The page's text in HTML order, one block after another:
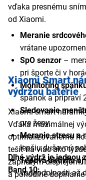
vďaka presnému
od Xiaomi.
Meranie
vrátane
SpO senzor –
pri športe či v
Monitoring
spánok a pripraví
Sledovanie
pre ženy.
Meranie stresu a
lepšiu duševnú
Tepová aktivita aj
vodeodolnosti až
Xiaomi Smart
výdržou batérie
Xiaomi smart
Vďaka maximálnej
optimalizovanému
tešiť na viac ako
zapnutým displejom.
a pohodlné
Dlhá výdrž je jednou
Band 10: